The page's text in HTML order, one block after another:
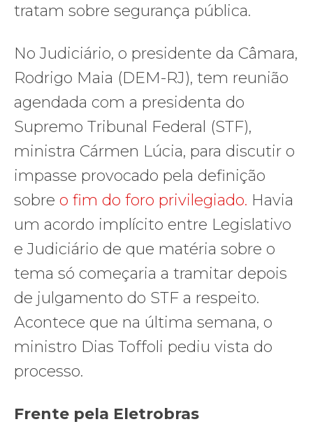
tratam sobre segurança pública.
No Judiciário, o presidente da Câmara,
Rodrigo Maia (DEM-RJ), tem reunião
agendada com a presidenta do
Supremo Tribunal Federal (STF),
ministra Cármen Lúcia, para discutir o
impasse provocado pela definição
sobre o fim do foro privilegiado. Havia
um acordo implícito entre Legislativo
e Judiciário de que matéria sobre o
tema só começaria a tramitar depois
de julgamento do STF a respeito.
Acontece que na última semana, o
ministro Dias Toffoli pediu vista do
processo.
Frente pela Eletrobras